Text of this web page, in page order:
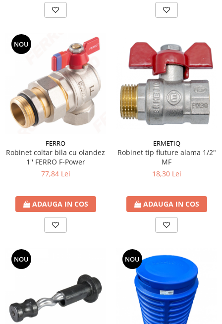
NOU
FERRO
Robinet coltar bila cu olandez
1'' FERRO F-Power
77,84 Lei
ADAUGA IN COS
ERMETIQ
Robinet tip fluture alama 1/2"
MF
18,30 Lei
ADAUGA IN COS
NOU NOU